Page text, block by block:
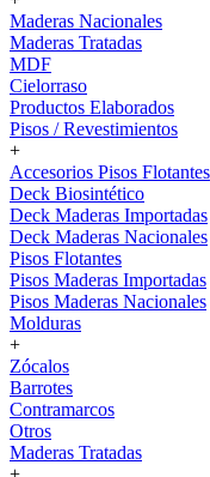
Maderas Nacionales
Maderas Tratadas
MDF
Cielorraso
Productos Elaborados
Pisos / Revestimientos
+
Accesorios Pisos Flotantes
Deck Biosintético
Deck Maderas Importadas
Deck Maderas Nacionales
Pisos Flotantes
Pisos Maderas Importadas
Pisos Maderas Nacionales
Molduras
+
Zócalos
Barrotes
Contramarcos
Otros
Maderas Tratadas